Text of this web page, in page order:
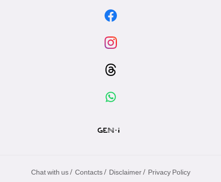
Chat with us / Contacts / Disclaimer / Privacy Policy